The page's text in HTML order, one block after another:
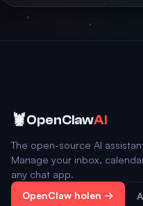
🦞OpenClawAI
The open-source AI
Manage your inbox,
any chat app.
OpenClaw holen →